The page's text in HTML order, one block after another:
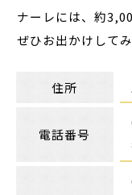
ナーレには、約
ぜひお出かけして
住所
電話番号